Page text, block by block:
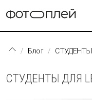
Блог СТУДЕНТЫ
СТУДЕНТЫ ДЛЯ